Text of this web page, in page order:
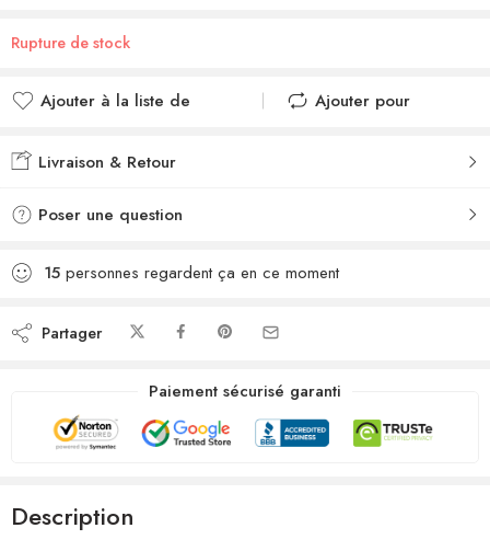
Rupture de stock
Ajouter à la liste de
Ajouté à la liste de
Ajouter pour
Livraison & Retour
Poser une question
15 personnes regardent ça en ce moment
Partager
Paiement sécurisé garanti
Description